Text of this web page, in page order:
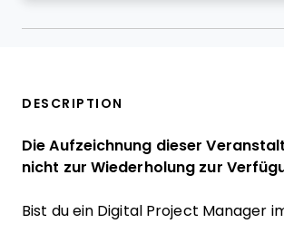
DESCRIPTION
Die Aufzeichnung dieser
nicht zur Wiederholung zur
Bist du ein Digital Project Manager